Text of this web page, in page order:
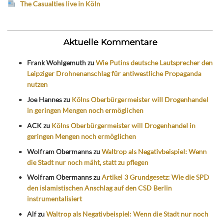
The Casualties live in Köln
Aktuelle Kommentare
Frank WohlgemuthzuWie Putins deutsche Lautsprecher den
Leipziger Drohnenanschlag für antiwestliche Propaganda
nutzen
Joe Hanneszu Kölns Oberbürgermeister will Drogenhandel
in geringen Mengen noch ermöglichen
ACKzu Kölns Oberbürgermeister will Drogenhandel in
geringen Mengen noch ermöglichen
Wolfram ObermannszuWaltrop als Negativbeispiel: Wenn
die Stadt nur noch mäht, statt zu pflegen
Wolfram ObermannszuArtikel 3 Grundgesetz: Wie die SPD
den islamistischen Anschlag auf den CSD Berlin
instrumentalisiert
AlfzuWaltrop als Negativbeispiel: Wenn die Stadt nur noch